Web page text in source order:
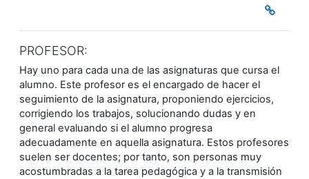
PROFESOR:
Hay uno para cada una de las asignaturas que cursa el
alumno. Este profesor es el encargado de hacer el
seguimiento de la asignatura, proponiendo ejercicios,
corrigiendo los trabajos, solucionando dudas y en
general evaluando si el alumno progresa
adecuadamente en aquella asignatura. Estos profesores
suelen ser docentes; por tanto, son personas muy
acostumbradas a la tarea pedagógica y a la transmisión